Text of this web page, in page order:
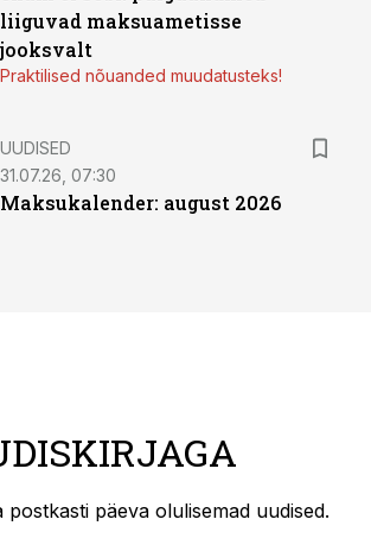
liiguvad maksuametisse
jooksvalt
Praktilised nõuanded muudatusteks!
UUDISED
31.07.26, 07:30
Maksukalender: august 2026
päeva olulisemad uudised.